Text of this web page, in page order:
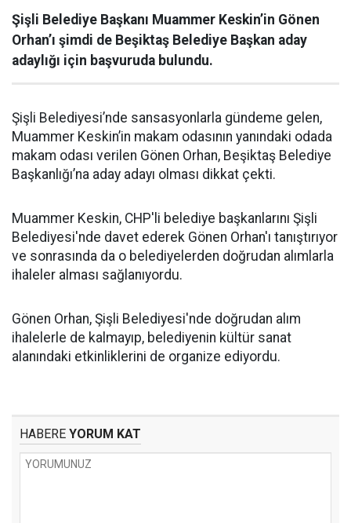
Şişli Belediye Başkanı Muammer Keskin’in Gönen
Orhan’ı şimdi de Beşiktaş Belediye Başkan aday
adaylığı için başvuruda bulundu.
Şişli Belediyesi’nde sansasyonlarla gündeme gelen,
Muammer Keskin’in makam odasının yanındaki odada
makam odası verilen Gönen Orhan, Beşiktaş Belediye
Başkanlığı’na aday adayı olması dikkat çekti.
Muammer Keskin, CHP'li belediye başkanlarını Şişli
Belediyesi'nde davet ederek Gönen Orhan'ı tanıştırıyor
ve sonrasında da o belediyelerden doğrudan alımlarla
ihaleler alması sağlanıyordu.
Gönen Orhan, Şişli Belediyesi'nde doğrudan alım
ihalelerle de kalmayıp, belediyenin kültür sanat
alanındaki etkinliklerini de organize ediyordu.
HABERE YORUM KAT